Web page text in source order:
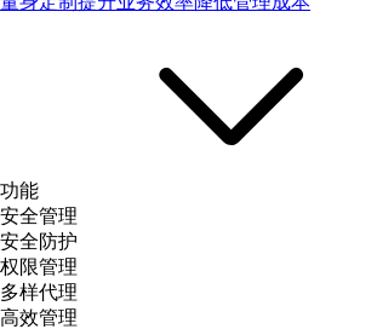
功能
安全管理
安全防护
权限管理
多样代理
高效管理